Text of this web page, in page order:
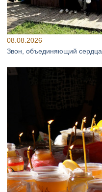
08.08.2026
Звон, объединяющий сердца